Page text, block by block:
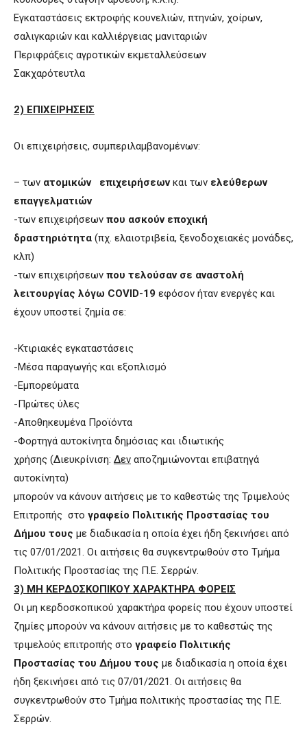
Εγκαταστάσεις εκτροφής κουνελιών, πτηνών, χοίρων,
σαλιγκαριών και καλλιέργειας μανιταριών
Περιφράξεις αγροτικών εκμεταλλεύσεων
Σακχαρότευτλα
2) ΕΠΙΧΕΙΡΗΣΕΙΣ
Οι επιχειρήσεις, συμπεριλαμβανομένων:
– των ατομικών επιχειρήσεωνκαι των ελεύθερων
επαγγελματιών
-των επιχειρήσεων που ασκούν εποχική
δραστηριότητα (πχ. ελαιοτριβεία, ξενοδοχειακές μονάδες,
κλπ)
-των επιχειρήσεων που τελούσαν σε αναστολή
λειτουργίας λόγω COVID-19 εφόσον ήταν ενεργές και
έχουν υποστεί ζημία σε:
-Κτιριακές εγκαταστάσεις
-Μέσα παραγωγής και εξοπλισμό
-Εμπορεύματα
-Πρώτες ύλες
-Αποθηκευμένα Προϊόντα
-Φορτηγά αυτοκίνητα δημόσιας και ιδιωτικής
χρήσης (Διευκρίνιση: Δεν αποζημιώνονται επιβατηγά
αυτοκίνητα)
μπορούν να κάνουν αιτήσεις με το καθεστώς της Τριμελούς
Επιτροπής στο γραφείο Πολιτικής Προστασίας του
Δήμου τους με διαδικασία η οποία έχει ήδη ξεκινήσει από
τις 07/01/2021. Οι αιτήσεις θα συγκεντρωθούν στο Τμήμα
Πολιτικής Προστασίας της Π.Ε. Σερρών.
3) ΜΗ ΚΕΡΔΟΣΚΟΠΙΚΟΥ ΧΑΡΑΚΤΗΡΑ ΦΟΡΕΙΣ
Οι μη κερδοσκοπικού χαρακτήρα φορείς που έχουν υποστεί
ζημίες μπορούν να κάνουν αιτήσεις με το καθεστώς της
τριμελούς επιτροπής στο γραφείο Πολιτικής
Προστασίας του Δήμου τους με διαδικασία η οποία έχει
ήδη ξεκινήσει από τις 07/01/2021. Οι αιτήσεις θα
συγκεντρωθούν στο Τμήμα πολιτικής προστασίας της Π.Ε.
Σερρών.